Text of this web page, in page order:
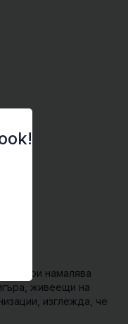
тигри намалява
живеещи на
изглежда, че